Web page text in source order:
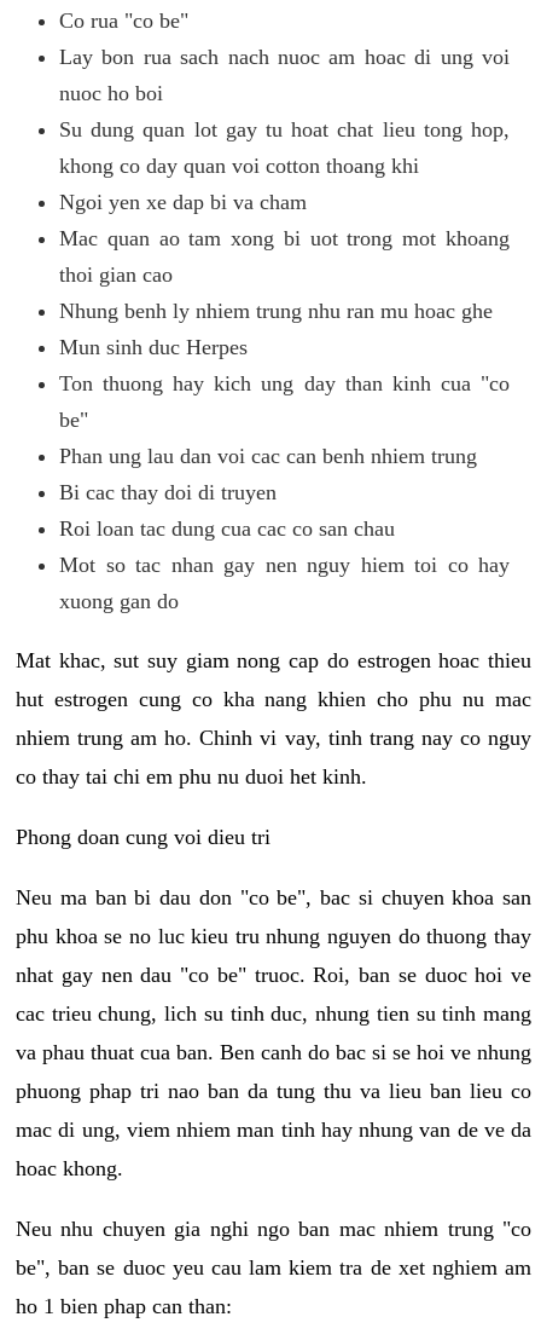
Co rua "co be"
Lay bon rua sach nach nuoc am hoac di ung voi
nuoc ho boi
Su dung quan lot gay tu hoat chat lieu tong hop,
khong co day quan voi cotton thoang khi
Ngoi yen xe dap bi va cham
Mac quan ao tam xong bi uot trong mot khoang
thoi gian cao
Nhung benh ly nhiem trung nhu ran mu hoac ghe
Mun sinh duc Herpes
Ton thuong hay kich ung day than kinh cua "co
be"
Phan ung lau dan voi cac can benh nhiem trung
Bi cac thay doi di truyen
Roi loan tac dung cua cac co san chau
Mot so tac nhan gay nen nguy hiem toi co hay
xuong gan do
Mat khac, sut suy giam nong cap do estrogen hoac thieu
hut estrogen cung co kha nang khien cho phu nu mac
nhiem trung am ho. Chinh vi vay, tinh trang nay co nguy
co thay tai chi em phu nu duoi het kinh.
Phong doan cung voi dieu tri
Neu ma ban bi dau don "co be", bac si chuyen khoa san
phu khoa se no luc kieu tru nhung nguyen do thuong thay
nhat gay nen dau "co be" truoc. Roi, ban se duoc hoi ve
cac trieu chung, lich su tinh duc, nhung tien su tinh mang
va phau thuat cua ban. Ben canh do bac si se hoi ve nhung
phuong phap tri nao ban da tung thu va lieu ban lieu co
mac di ung, viem nhiem man tinh hay nhung van de ve da
hoac khong.
Neu nhu chuyen gia nghi ngo ban mac nhiem trung "co
be", ban se duoc yeu cau lam kiem tra de xet nghiem am
ho 1 bien phap can than: